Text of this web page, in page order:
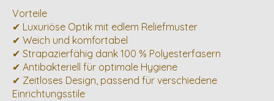
Vorteile
✔ Luxuriöse Optik mit edlem Reliefmuster
✔ Weich und komfortabel
✔ Strapazierfähig dank 100 % Polyesterfasern
✔ Antibakteriell für optimale Hygiene
✔ Zeitloses Design, passend für verschiedene
Einrichtungsstile